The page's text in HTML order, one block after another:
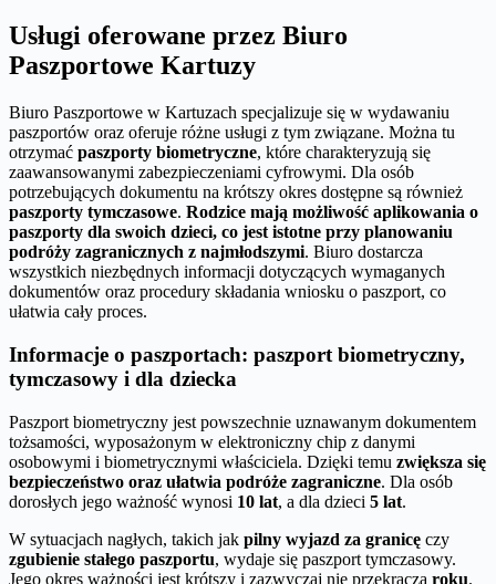
Usługi oferowane przez Biuro
Paszportowe Kartuzy
Biuro Paszportowe w Kartuzach specjalizuje się w wydawaniu
paszportów oraz oferuje różne usługi z tym związane. Można tu
otrzymać paszporty biometryczne, które charakteryzują się
zaawansowanymi zabezpieczeniami cyfrowymi. Dla osób
potrzebujących dokumentu na krótszy okres dostępne są również
paszporty tymczasowe. Rodzice mają możliwość aplikowania o
paszporty dla swoich dzieci, co jest istotne przy planowaniu
podróży zagranicznych z najmłodszymi. Biuro dostarcza
wszystkich niezbędnych informacji dotyczących wymaganych
dokumentów oraz procedury składania wniosku o paszport, co
ułatwia cały proces.
Informacje o paszportach: paszport biometryczny,
tymczasowy i dla dziecka
Paszport biometryczny jest powszechnie uznawanym dokumentem
tożsamości, wyposażonym w elektroniczny chip z danymi
osobowymi i biometrycznymi właściciela. Dzięki temu zwiększa się
bezpieczeństwo oraz ułatwia podróże zagraniczne. Dla osób
dorosłych jego ważność wynosi 10 lat, a dla dzieci 5 lat.
W sytuacjach nagłych, takich jak pilny wyjazd za granicę czy
zgubienie stałego paszportu, wydaje się paszport tymczasowy.
Jego okres ważności jest krótszy i zazwyczaj nie przekracza roku.